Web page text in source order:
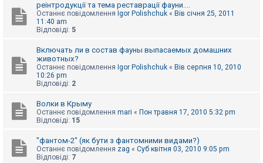
реінтродукції та тема реставрації фауни....
Останнє повідомлення Igor Polishchuk « Вів січня 25, 2011
11:40 am
Відповіді: 5
Включать ли в состав фауны выпасаемых домашних
животных?
Останнє повідомлення Igor Polishchuk « Вів серпня 10, 2010
10:26 pm
Відповіді: 2
Волки в Крыму
Останнє повідомлення mari « Пон травня 17, 2010 5:32 pm
Відповіді: 15
"фантом-2" (як бути з фантомними видами?)
Останнє повідомлення zag « Суб квітня 03, 2010 9:05 pm
Відповіді: 7